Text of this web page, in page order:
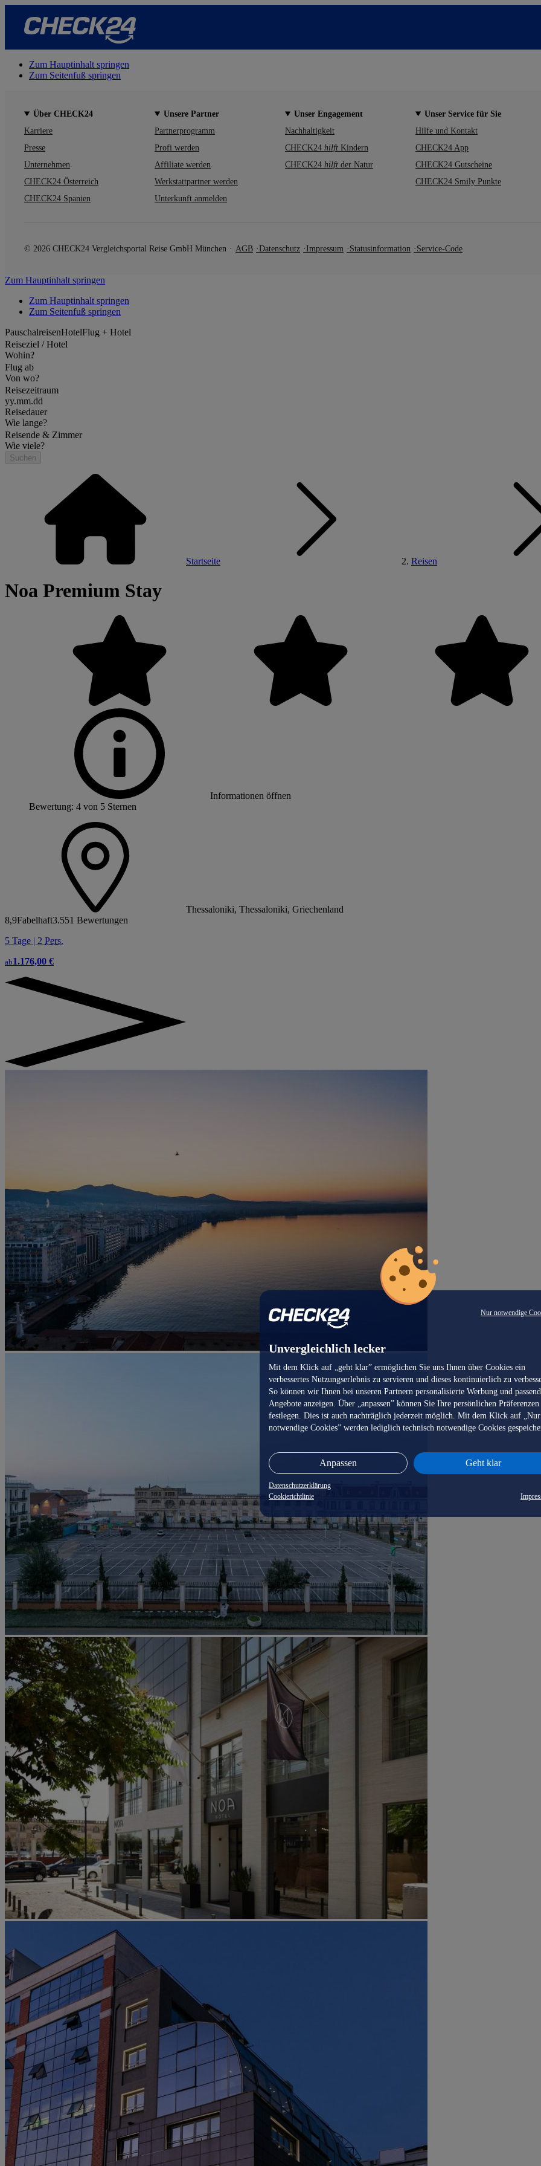
Nur notwendige
Unvergleichlich lecker
Mit dem Klick auf „geht klar” ermöglichen Sie uns Ihnen über Cookies ein
verbessertes Nutzungserlebnis zu servieren und dieses kontinuierlich zu
So können wir Ihnen bei unseren Partnern personalisierte Werbung und
Angebote anzeigen. Über „anpassen” können Sie Ihre persönlichen Präferenzen
festlegen. Dies ist auch nachträglich jederzeit möglich. Mit dem Klick auf „Nur
notwendige Cookies” werden lediglich technisch notwendige Cookies
Anpassen Geht klar
Datenschutzerklärung
Cookierichtlinie
Zum Hauptinhalt springen
Zum Seitenfuß springen
Über CHECK24
Karriere
Presse
Unternehmen
CHECK24 Österreich
CHECK24 Spanien
Unsere Partner
Partnerprogramm
Profi werden
Affiliate werden
Werkstattpartner werden
Unterkunft anmelden
Unser Engagement
Nachhaltigkeit
CHECK24 hilft Kindern
CHECK24 hilft der Natur
Unser Service für Sie
Hilfe und Kontakt
CHECK24 App
CHECK24 Gutscheine
CHECK24 Smily Punkte
© 2026 CHECK24 Vergleichsportal Reise GmbH München AGB Datenschutz Impressum Statusinformation Service-Code
Zum Hauptinhalt springen
Zum Hauptinhalt springen
Zum Seitenfuß springen
PauschalreisenHotelFlug + Hotel
Reiseziel / Hotel
Wohin?
Flug ab
Von wo?
Reisezeitraum
yy.mm.dd
Reisedauer
Wie lange?
Reisende & Zimmer
Wie viele?
Suchen
Startseite Reisen
Noa Premium Stay
Informationen öffnen
Bewertung: 4 von 5 Sternen
Thessaloniki, Thessaloniki, Griechenland
8,9Fabelhaft3.551 Bewertungen
5 Tage | 2 Pers.
ab1.176,00 €